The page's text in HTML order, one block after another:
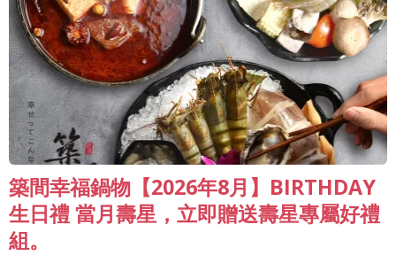
築間幸福鍋物【2026年8月】BIRTHDAY
生日禮 當月壽星，立即贈送壽星專屬好禮
組。